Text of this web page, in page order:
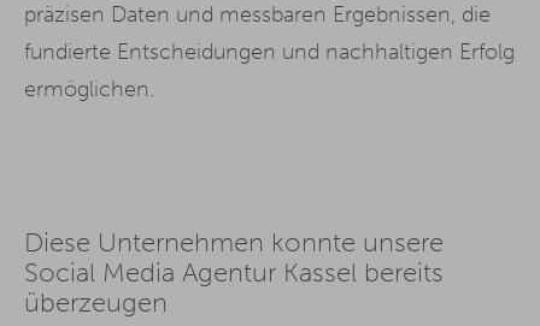
präzisen Daten und messbaren Ergebnissen, die
fundierte Entscheidungen und nachhaltigen Erfolg
ermöglichen.
Diese Unternehmen konnte unsere
Social Media Agentur Kassel bereits
überzeugen